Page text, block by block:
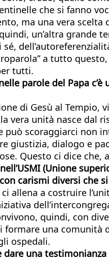
che si fanno
ma una vera scelta
un’altra grande
sé,
a tutto
tutti.
parole del Papa
di Gesù al
vera unità nasce dal
scoraggiarci non
giustizia, dialogo e
Questo ci dice che,
(Unione
carismi diversi che
allena a costruire
quindi, con
una
ospedali.
una